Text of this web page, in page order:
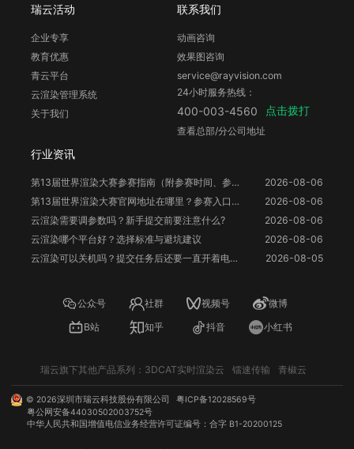
瑞云活动
企业专享
教育优惠
青云平台
云渲染管理系统
关于我们
行业资讯
第13届世界渲染大赛参赛指南（附参赛时间、参赛要求、赛事奖励等）
2026-08-06
第13届世界渲染大赛官网地址在哪里？参赛入口与信息整理
2026-08-06
云渲染需要调参数吗？新手提交前要注意什么?
2026-08-06
云渲染哪个平台好？选择标准与避坑建议
2026-08-06
云渲染可以关机吗？提交任务后还要一直开着电脑吗？
2026-08-05
联系我们
动画咨询
效果图咨询
service@rayvision.com
24小时服务热线：
400-003-4560 点击拨打
查看总部/分公司地址
公众号 社群 视频号
微博
B站
知乎 抖音 小红书
瑞云旗下其他产品系列： 3DCAT实时渲染云 镭速传输 青椒云
© 2026深圳市瑞云科技股份有限公司
粤ICP备12028569号
粤公网安备44030502003752号
中华人民共和国增值电信业务经营许可证编号：合字 B1-20200125